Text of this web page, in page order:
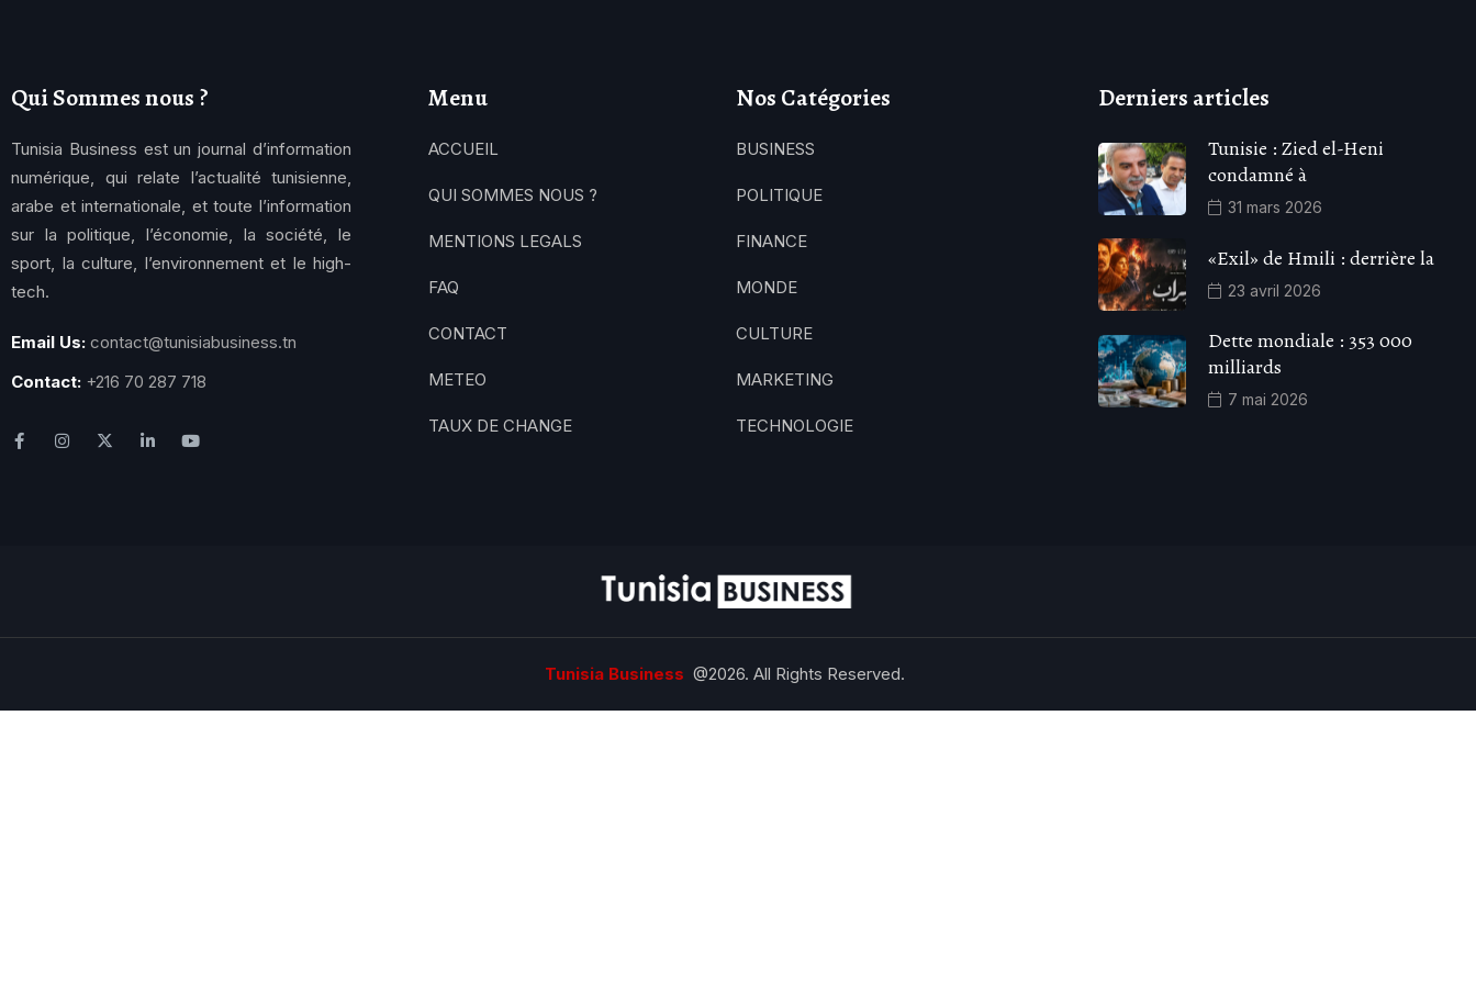
Qui Sommes nous ?
Tunisia Business est un journal d’information
numérique, qui relate l’actualité tunisienne,
arabe et internationale, et toute l’information
sur la politique, l’économie, la société, le
sport, la culture, l’environnement et le high-
tech.
Email Us: contact@tunisiabusiness.tn
Contact: +216 70 287 718
Menu
ACCUEIL
QUI SOMMES NOUS ?
MENTIONS LEGALS
FAQ
CONTACT
METEO
TAUX DE CHANGE
Nos Catégories
BUSINESS
POLITIQUE
FINANCE
MONDE
CULTURE
MARKETING
TECHNOLOGIE
Derniers articles
Tunisie : Zied el-Heni
condamné à
31 mars 2026
«Exil» de Hmili : derrière la
23 avril 2026
Dette mondiale : 353 000
milliards
7 mai 2026
Tunisia Business @2026. All Rights Reserved.